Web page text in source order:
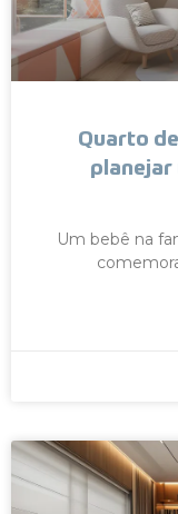
Quarto
planejar
Um bebê na